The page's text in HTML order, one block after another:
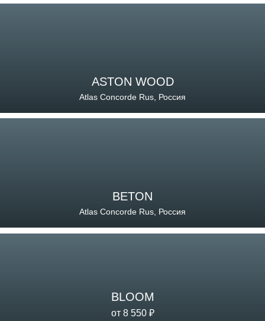
ASTON WOOD
Atlas Concorde Rus, Россия
BETON
Atlas Concorde Rus, Россия
BLOOM
от 8 550 ₽